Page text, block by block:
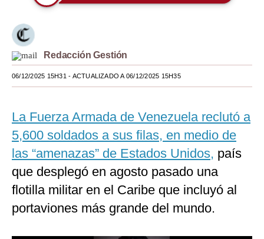
Moda
Estilos
Mundo
EEUU
México
España
Internacional
Tecnología
Redacción Gestión
06/12/2025 15H31 - ACTUALIZADO A 06/12/2025 15H35
La Fuerza Armada de Venezuela reclutó a
5,600 soldados a sus filas, en medio de
las “amenazas” de Estados Unidos, país
que desplegó en agosto pasado una
flotilla militar en el Caribe que incluyó al
portaviones más grande del mundo.